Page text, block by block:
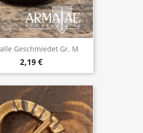
Geschmiedet Gr. M
2,19 €